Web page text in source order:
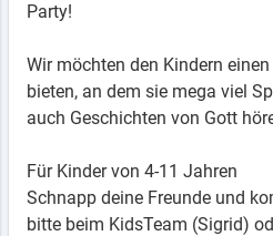
Party!
Wir möchten den Kindern
bieten, an dem sie mega viel
auch Geschichten von Gott
Für Kinder von 4-11 Jahren
Schnapp deine Freunde und
bitte beim KidsTeam (Sigrid)